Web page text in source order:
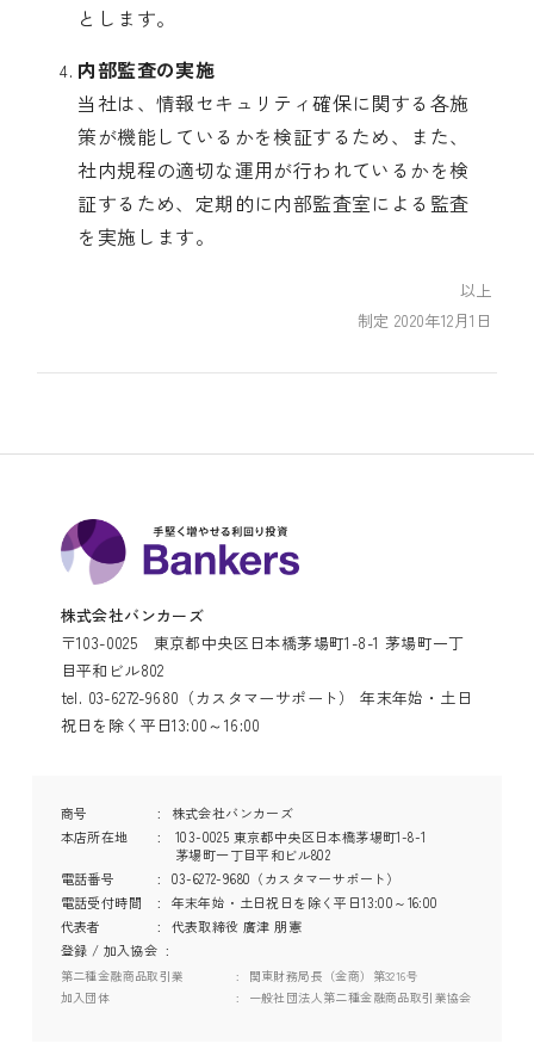
とします。
内部監査の実施
当社は、情報セキュリティ確保に関する各施
策が機能しているかを検証するため、また、
社内規程の適切な運用が行われているかを検
証するため、定期的に内部監査室による監査
を実施します。
以上
制定 2020年12月1日
株式会社バンカーズ
〒103-0025 東京都中央区日本橋茅場町1-8-1 茅場町一丁
目平和ビル802
tel. 03-6272-9680（カスタマーサポート） 年末年始・土日
祝日を除く平日13:00～16:00
商号
株式会社バンカーズ
本店所在地
103-0025 東京都中央区日本橋茅場町1-8-1
茅場町一丁目平和ビル802
電話番号
03-6272-9680（カスタマーサポート）
電話受付時間
年末年始・土日祝日を除く平日13:00～16:00
代表者
代表取締役 廣津 朋憲
登録 / 加入協会
第二種金融商品取引業
関東財務局長（金商）第3216号
加入団体
一般社団法人第二種金融商品取引業協会